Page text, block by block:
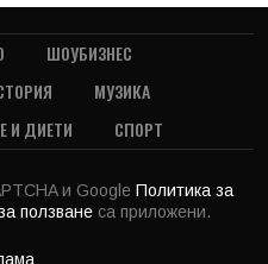
ШОУБИЗНЕС
МУЗИКА
И ДИЕТИ СПОРТ
и Google Политика за
ползване са приложени.